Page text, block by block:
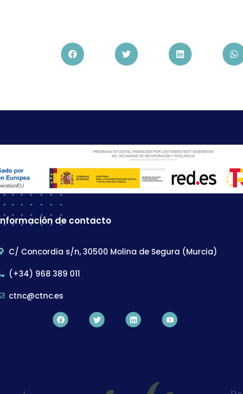
de contacto
C/ Concordia s/n, 30500 Molina de Segura (Murcia)
(+34) 968 389 011
ctnc@ctnc.es